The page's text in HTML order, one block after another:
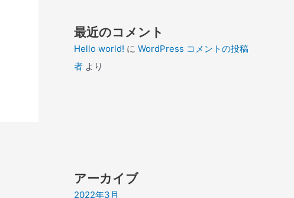
最近のコメント
Hello world! に WordPress コメントの投稿
者 より
アーカイブ
2022年3月